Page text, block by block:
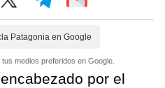
Patagonia en Google
medios preferidos en Google.
por el